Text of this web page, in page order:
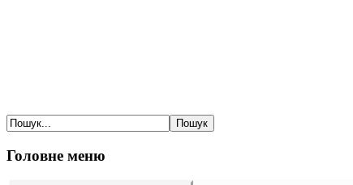
Головне меню